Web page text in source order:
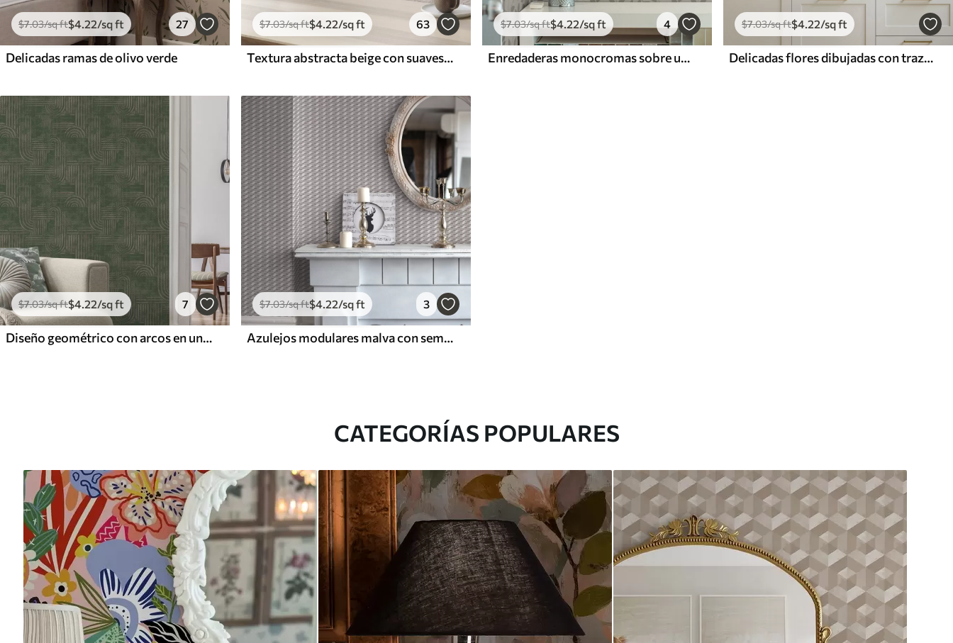
$7.03/sq ft$4.22/sq ft 27
Delicadas ramas de olivo verde
$7.03/sq ft$4.22/sq ft 63
Textura abstracta beige con suaves líneas de hojas
$7.03/sq ft$4.22/sq ft 4
Enredaderas monocromas sobre un lienzo de textura fina
$7.03/sq ft$4.22/sq ft
Delicadas flores dibujadas con trazos finos sobre un fondo blanco roto
$7.03/sq ft$4.22/sq ft 7
Diseño geométrico con arcos en una paleta de colores verdes
$7.03/sq ft$4.22/sq ft 3
Azulejos modulares malva con semicírculos unidos
CATEGORÍAS POPULARES